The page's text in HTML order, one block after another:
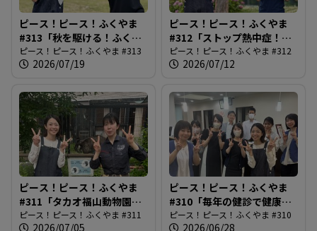
ピース！ピース！ふくやま
#313「秋を駆ける！ふくや
まマラソン」
ピース！ピース！ふくやま #313
2026/07/19
ピース！ピース！ふくやま
#312「ストップ熱中症！
2026最前線」
ピース！ピース！ふくやま #312
2026/07/12
ピース！ピース！ふくやま
#311「タカオ福山動物園の4
種類の走鳥類」
ピース！ピース！ふくやま #311
2026/07/05
ピース！ピース！ふくやま
#310「毎年の健診で健康管
理」
ピース！ピース！ふくやま #310
2026/06/28